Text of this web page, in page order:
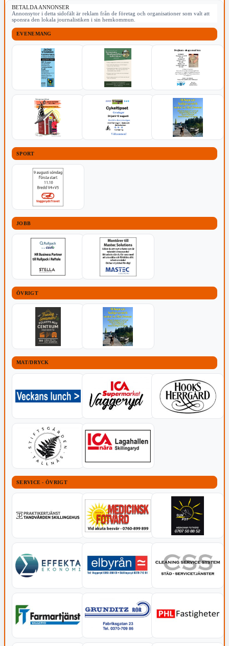
BETALDA ANNONSER
Annonsytor i detta sidofält är reklam från de företag och organisationer som valt att
sponsra den lokala journalistiken i sin hemkommun.
EVENEMANG
SPORT
JOBB
ÖVRIGT
MAT/DRYCK
SERVICE - ÖVRIGT